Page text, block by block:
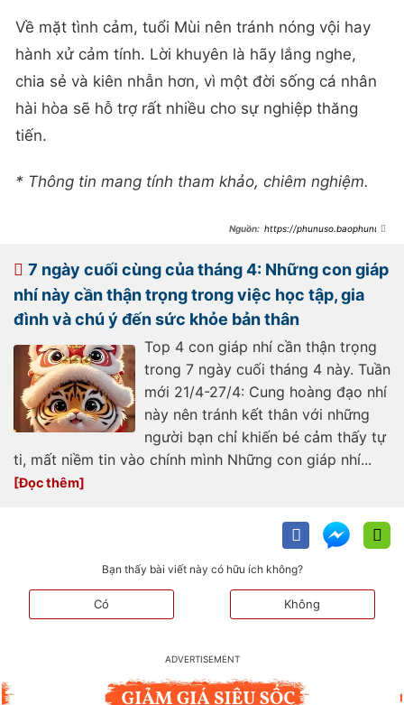
Về mặt tình cảm, tuổi Mùi nên tránh nóng vội hay
hành xử cảm tính. Lời khuyên là hãy lắng nghe,
chia sẻ và kiên nhẫn hơn, vì một đời sống cá nhân
hài hòa sẽ hỗ trợ rất nhiều cho sự nghiệp thăng
tiến.
* Thông tin mang tính tham khảo, chiêm nghiệm.
https://phunuso.baophunuth
phat-tai-than-toc-top-1-da-giau-
con-thang-tien-
7 ngày cuối cùng của tháng 4: Những con giáp
nhí này cần thận trọng trong việc học tập, gia
đình và chú ý đến sức khỏe bản thân
Top 4 con giáp nhí cần thận trọng
trong 7 ngày cuối tháng 4 này. Tuần
mới 21/4-27/4: Cung hoàng đạo nhí
này nên tránh kết thân với những
người bạn chỉ khiến bé cảm thấy tự
ti, mất niềm tin vào chính mình Những con giáp nhí...
Bạn thấy bài viết này có hữu ích không?
Có Không